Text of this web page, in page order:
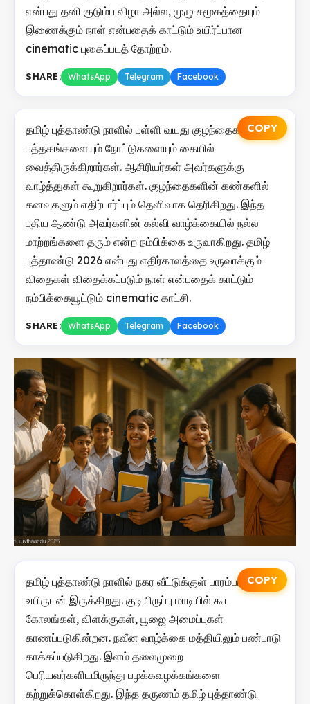
என்பது தனி குடும்ப விழா அல்ல, முழு சமூகத்தையும்
இணைக்கும் நாள் என்பதைக் காட்டும் உயிர்ப்பான
cinematic புகைப்படத் தோற்றம்.
SHARE: WhatsApp Telegram Facebook
COPY
தமிழ் புத்தாண்டு நாளில் பள்ளி வயது குழந்தைகள் புதிய
புத்தகங்களையும் நோட்டுகளையும் கையில்
வைத்திருக்கிறார்கள். ஆசிரியர்கள் அவர்களுக்கு
வாழ்த்துகள் கூறுகிறார்கள். குழந்தைகளின் கண்களில்
கனவுகளும் எதிர்பார்ப்பும் தெளிவாக தெரிகிறது. இந்த
புதிய ஆண்டு அவர்களின் கல்வி வாழ்க்கையில் நல்ல
மாற்றங்களை தரும் என்ற நம்பிக்கை உருவாகிறது. தமிழ்
புத்தாண்டு 2026 என்பது எதிர்காலத்தை உருவாக்கும்
விதைகள் விதைக்கப்படும் நாள் என்பதைக் காட்டும்
நம்பிக்கையூட்டும் cinematic காட்சி.
SHARE: WhatsApp Telegram Facebook
COPY
தமிழ் புத்தாண்டு நாளில் நகர வீட்டுக்குள் பாரம்பரியம்
உயிருடன் இருக்கிறது. குடியிருப்பு மாடியில் கூட
கோலங்கள், விளக்குகள், பூஜை அமைப்புகள்
காணப்படுகின்றன. நவீன வாழ்க்கை மத்தியிலும் பண்பாடு
காக்கப்படுகிறது. இளம் தலைமுறை
பெரியவர்களிடமிருந்து பழக்கவழக்கங்களை
கற்றுக்கொள்கிறது. இந்த தருணம் தமிழ் புத்தாண்டு